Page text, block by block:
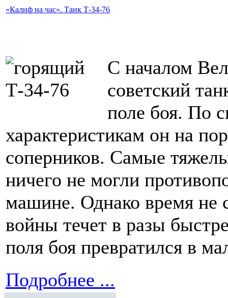
«Калиф на час». Танк Т-34-76
С началом
советский
поле боя. По
характеристикам он на
соперников. Самые
ничего не могли
машине. Однако время не
войны течет в разы
поля боя превратился в
Подробнее ...